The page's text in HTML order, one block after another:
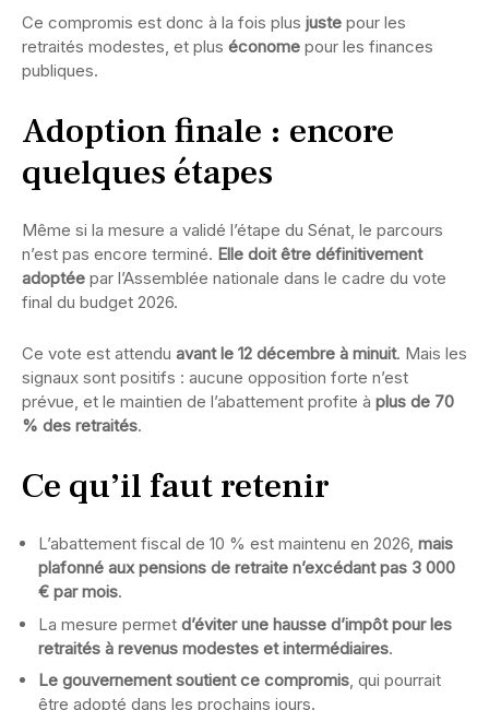
Ce compromis est donc à la fois plus juste pour les
retraités modestes, et plus économe pour les finances
publiques.
Adoption finale : encore
quelques étapes
Même si la mesure a validé l’étape du Sénat, le parcours
n’est pas encore terminé. Elle doit être définitivement
adoptée par l’Assemblée nationale dans le cadre du vote
final du budget 2026.
Ce vote est attendu avant le 12 décembre à minuit. Mais les
signaux sont positifs : aucune opposition forte n’est
prévue, et le maintien de l’abattement profite à plus de 70
% des retraités.
Ce qu’il faut retenir
L’abattement fiscal de 10 % est maintenu en 2026, mais
plafonné aux pensions de retraite n’excédant pas 3 000
€ par mois.
La mesure permet d’éviter une hausse d’impôt pour les
retraités à revenus modestes et intermédiaires.
Le gouvernement soutient ce compromis, qui pourrait
être adopté dans les prochains jours.